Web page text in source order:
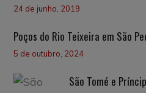
24 de junho, 2019
Poços do Rio Teixeira em São
5 de outubro, 2024
São Tomé e